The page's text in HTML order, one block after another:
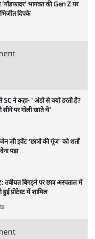
भागवत की Gen Z पर
दिपके
SC ने कहा- ' अंडों से क्यों डरती हैं?
सीने पर गोली खाते थे'
ज़ी इवेंट 'छात्रों की गूंज' को शर्तों
पड़ा
तबीयत बिगड़ने पर छात्र अस्पताल में
हुई प्रोटेस्ट में शामिल